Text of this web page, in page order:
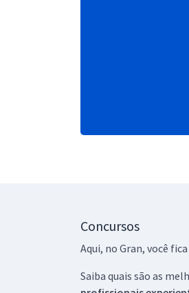
Concursos
Aqui, no Gran, você
Saiba quais são as